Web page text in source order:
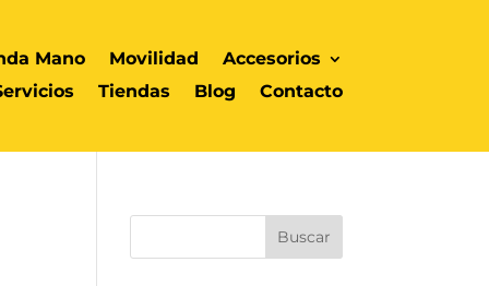
Mano Movilidad
Accesorios
Tiendas Blog Contacto
Buscar